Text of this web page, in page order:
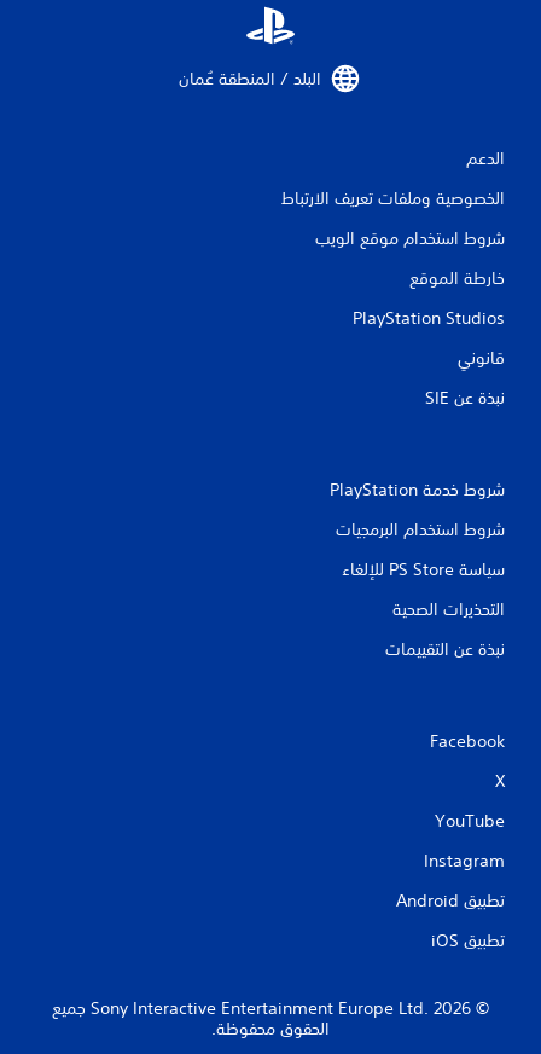
البلد / المنطقة عُمان‏
الدعم
الخصوصية وملفات تعريف الارتباط
شروط استخدام موقع الويب
خارطة الموقع
PlayStation Studios
قانوني
نبذة عن SIE‏
شروط خدمة PlayStation‏
شروط استخدام البرمجيات
سياسة PS Store للإلغاء
التحذيرات الصحية
نبذة عن التقييمات
Facebook
X
YouTube
Instagram
تطبيق Android‏
تطبيق iOS‏
‏© 2026 Sony Interactive Entertainment Europe Ltd.‎ جميع
الحقوق محفوظة.